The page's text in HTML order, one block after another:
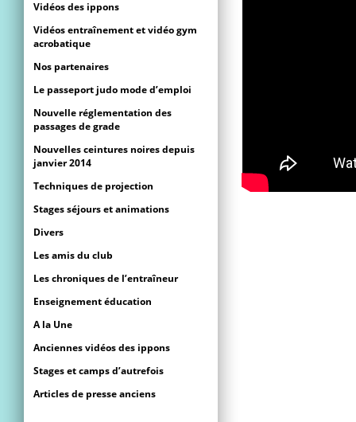
Vidéos des ippons
Vidéos entraînement et vidéo gym
acrobatique
Nos partenaires
Le passeport judo mode d’emploi
Nouvelle réglementation des
passages de grade
Nouvelles ceintures noires depuis
janvier 2014
Techniques de projection
Stages séjours et animations
Divers
Les amis du club
Les chroniques de l’entraîneur
Enseignement éducation
A la Une
Anciennes vidéos des ippons
Stages et camps d’autrefois
Articles de presse anciens